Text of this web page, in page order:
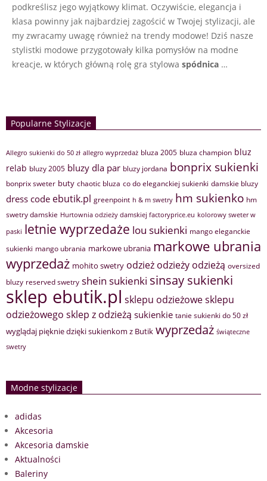
podkreślisz jego wyjątkowy klimat. Oczywiście, elegancja i
klasa powinny jak najbardziej zagościć w Twojej stylizacji, ale
my zwracamy uwagę również na trendy modowe! Dziś nasze
stylistki modowe przygotowały kilka pomysłów na modne
kreacje, w których główną rolę gra stylowa spódnica …
Popularne Stylizacje
Allegro sukienki do 50 zł allegro wyprzedaż bluza 2005 bluza champion bluz
relab bluzy 2005 bluzy dla par bluzy jordana bonprix sukienki
bonprix sweter buty chaotic bluza co do eleganckiej sukienki damskie bluzy
dress code ebutik.pl greenpoint h & m swetry hm sukienko hm
swetry damskie Hurtownia odzieży damskiej factoryprice.eu kolorowy sweter w
paski letnie wyprzedaże lou sukienki mango eleganckie
sukienki mango ubrania markowe ubrania markowe ubrania
wyprzedaż mohito swetry odzież odzieży odzieżą oversized
bluzy reserved swetry shein sukienki sinsay sukienki
sklep ebutik.pl sklepu odzieżowesklepu
odzieżowego sklep z odzieżą sukienkie tanie sukienki do 50 zł
wyglądaj pięknie dzięki sukienkom z Butik wyprzedaż świąteczne
swetry
Modne stylizacje
adidas
Akcesoria
Akcesoria damskie
Aktualności
Baleriny